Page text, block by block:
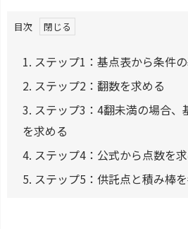
目次
1. ステップ1：基点表から条件
2. ステップ2：翻数を求める
3. ステップ3：4翻未満の場合、
を求める
4. ステップ4：公式から点数を
5. ステップ5：供託点と積み棒